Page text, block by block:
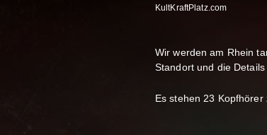
KultKraftPlatz.com
Wir werden am Rhein
Standort und die
Es stehen 23 Kopfhörer